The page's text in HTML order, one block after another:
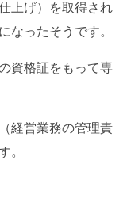
上げ）を取得され
なったそうです。
資格証をもって専
経営業務の管理責
。